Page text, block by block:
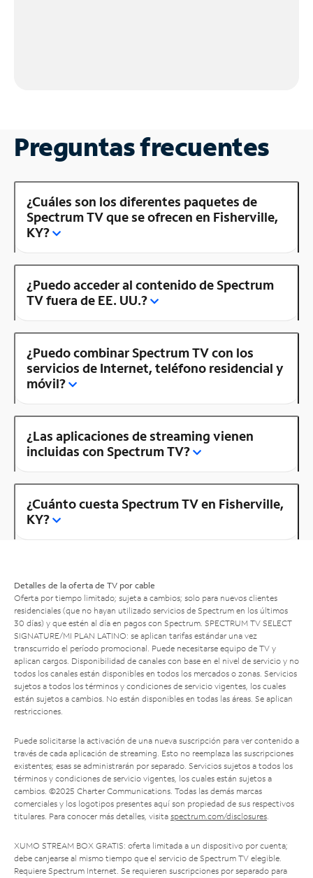
Preguntas frecuentes
¿Cuáles son los diferentes paquetes de
Spectrum TV que se ofrecen en Fisherville,
KY?
¿Puedo acceder al contenido de Spectrum
TV fuera de EE. UU.?
¿Puedo combinar Spectrum TV con los
servicios de Internet, teléfono residencial y
móvil?
¿Las aplicaciones de streaming vienen
incluidas con Spectrum TV?
¿Cuánto cuesta Spectrum TV en Fisherville,
KY?
Detalles de la oferta de TV por cable
Oferta por tiempo limitado; sujeta a cambios; solo para nuevos clientes
residenciales (que no hayan utilizado servicios de Spectrum en los últimos
30 días) y que estén al día en pagos con Spectrum. SPECTRUM TV SELECT
SIGNATURE/MI PLAN LATINO: se aplican tarifas estándar una vez
transcurrido el período promocional. Puede necesitarse equipo de TV y
aplican cargos. Disponibilidad de canales con base en el nivel de servicio y no
todos los canales están disponibles en todos los mercados o zonas. Servicios
sujetos a todos los términos y condiciones de servicio vigentes, los cuales
están sujetos a cambios. No están disponibles en todas las áreas. Se aplican
restricciones.
Puede solicitarse la activación de una nueva suscripción para ver contenido a
través de cada aplicación de streaming. Esto no reemplaza las suscripciones
existentes; esas se administrarán por separado. Servicios sujetos a todos los
términos y condiciones de servicio vigentes, los cuales están sujetos a
cambios. ©2025 Charter Communications. Todas las demás marcas
comerciales y los logotipos presentes aquí son propiedad de sus respectivos
titulares. Para conocer más detalles, visita spectrum.com/disclosures.
XUMO STREAM BOX GRATIS: oferta limitada a un dispositivo por cuenta;
debe canjearse al mismo tiempo que el servicio de Spectrum TV elegible.
Requiere Spectrum Internet. Se requieren suscripciones por separado para